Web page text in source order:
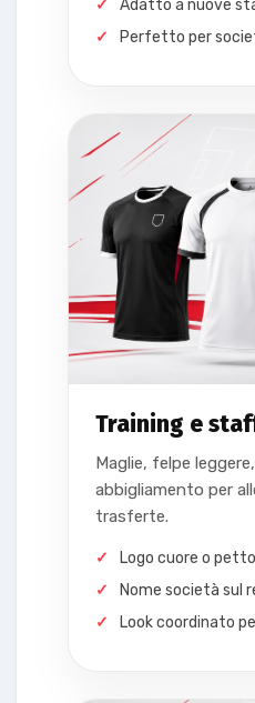
Adatto a nuove
Perfetto per
Training e
Maglie, felpe
abbigliamento per
trasferte.
Logo cuore o petto
Nome società sul
Look coordinato